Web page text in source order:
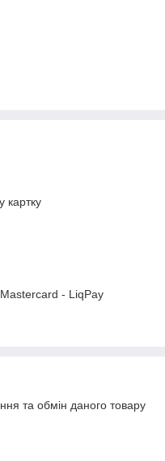
картку
- LiqPay
та обмін даного товару